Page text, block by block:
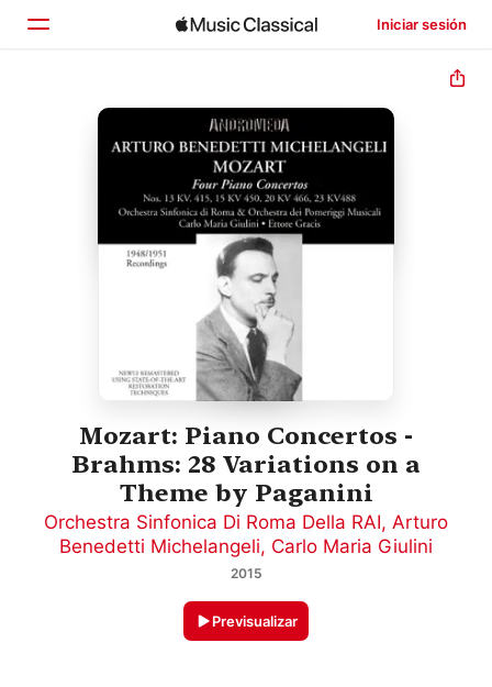
Iniciar sesión
Inicio
Explorar
Mozart: Piano Concertos -
Brahms: 28 Variations on a
Theme by Paganini
Orchestra Sinfonica Di Roma Della RAI, Arturo
Benedetti Michelangeli, Carlo Maria Giulini
2015
Previsualizar